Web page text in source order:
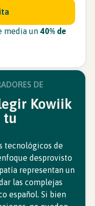
media un 40% de
DE
Kowiik
tu
tecnológicos de
desprovisto
representan un
las complejas
español. Si bien